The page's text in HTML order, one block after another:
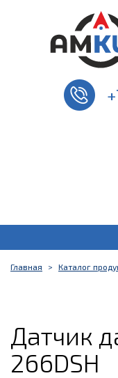
Главная Каталог
Датчик
266DSH